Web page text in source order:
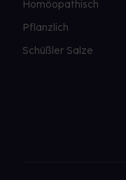
Homöopathisch
Pflanzlich
Schüßler Salze